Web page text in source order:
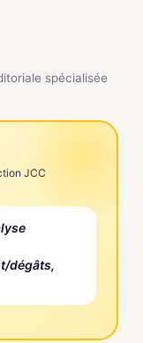
spécialisée
JCC
dégâts,